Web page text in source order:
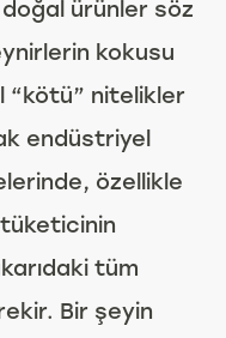
ürünler söz
kokusu
“kötü” nitelikler
endüstriyel
özellikle
tüm
Bir şeyin